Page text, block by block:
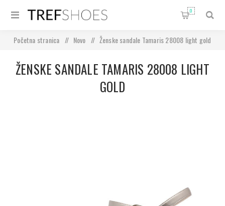
0
Početna stranica / Novo / Ženske sandale Tamaris 28008 light gold
ŽENSKE SANDALE TAMARIS 28008 LIGHT
GOLD